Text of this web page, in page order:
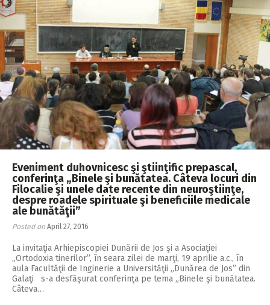
Eveniment duhovnicesc şi ştiinţific prepascal,
conferinţa „Binele şi bunătatea. Câteva locuri din
Filocalie şi unele date recente din neuroştiinţe,
despre roadele spirituale şi beneficiile medicale
ale bunătăţii”
Posted on April 27, 2016
La invitaţia Arhiepiscopiei Dunării de Jos şi a Aso­ciaţiei
„Ortodoxia tine­ri­lor”, în seara zilei de marţi, 19 aprilie a.c., în
aula Facultăţii de Inginerie a Universităţii „Dunărea de Jos” din
Galaţi s-a desfăşurat conferinţa pe tema „Binele şi bunătatea.
Câteva…